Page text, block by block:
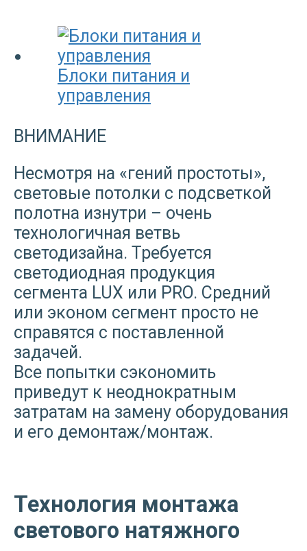
Блоки питания и
управления
ВНИМАНИЕ
Несмотря на «гений простоты»,
световые потолки с подсветкой
полотна изнутри – очень
технологичная ветвь
светодизайна. Требуется
светодиодная продукция
сегмента LUX или PRO. Средний
или эконом сегмент просто не
справятся с поставленной
задачей.
Все попытки сэкономить
приведут к неоднократным
затратам на замену оборудования
и его демонтаж/монтаж.
Технология монтажа
светового натяжного